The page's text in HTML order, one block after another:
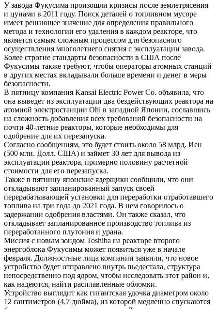
У завода Фукусима произошли кризисы после землетрясения
и цунами в 2011 году. Поиск деталей о топливном мусоре
имеет решающее значение для определения правильного
метода и технологии его удаления в каждом реакторе, что
является самым сложным процессом для безопасного
осуществления многолетнего снятия с эксплуатации завода.
Более строгие стандарты безопасности в США после
Фукусимы также требуют, чтобы операторы атомных станций
в других местах вкладывали больше времени и денег в меры
безопасности.
В пятницу компания Kansai Electric Power Co. объявила, что
она выведет из эксплуатации два бездействующих реактора на
атомной электростанции Ohi в западной Японии, сославшись
на сложность добавления всех требований безопасности на
почти 40-летние реакторы, которые необходимы для
одобрение для их перезапуска.
Согласно сообщениям, это будет стоить около 58 млрд. Иен
(500 млн. Долл. США) и займет 30 лет для вывода из
эксплуатации реактора, примерно половину расчетной
стоимости для его перезапуска.
Также в пятницу японские ядерщики сообщили, что они
откладывают запланированный запуск своей
перерабатывающей установки для переработки отработавшего
топлива на три года до 2021 года. В нем говорилось о
задержании одобрения властями. Он также сказал, что
откладывает запланированное производство топлива из
переработанного плутония и урана.
Миссия с новым зондом Toshiba на реакторе второго
энергоблока Фукусимы может появиться уже в начале
февраля. Должностные лица компании заявили, что новое
устройство будет отправлено внутрь пьедестала, структура
непосредственно под ядром, чтобы исследовать этот район и,
как надеются, найти расплавленные обломки.
Устройство выглядит как гигантская удочка диаметром около
12 сантиметров (4,7 дюйма), из которой медленно спускаются